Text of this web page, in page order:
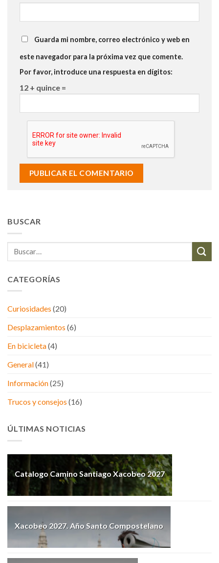
Guarda mi nombre, correo electrónico y web en
este navegador para la próxima vez que comente.
Por favor, introduce una respuesta en dígitos:
12 + quince =
BUSCAR
CATEGORÍAS
Curiosidades (20)
Desplazamientos (6)
En bicicleta(4)
General(41)
Información(25)
Trucos y consejos (16)
ÚLTIMAS NOTICIAS
Catalogo Camino Santiago Xacobeo 2027
Xacobeo 2027. Año Santo Compostelano